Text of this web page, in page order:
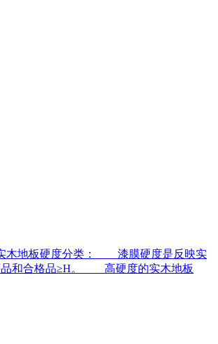
木地板硬度分类： 漆膜硬度是反映实
品和合格品≥H。 高硬度的实木地板